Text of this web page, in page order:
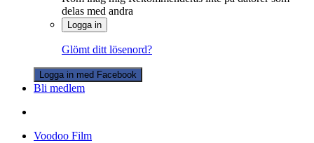
delas med andra
Logga in
Glömt ditt lösenord?
Logga in med Facebook
Bli medlem
Voodoo Film